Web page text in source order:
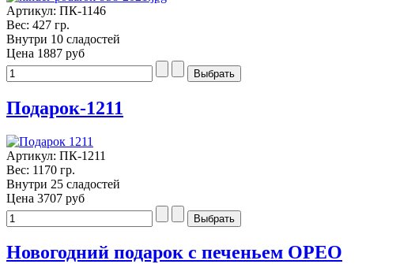
Артикул: ПК-1146
Вес: 427 гр.
Внутри 10 сладостей
Цена 1887 руб
Подарок-1211
Артикул: ПК-1211
Вес: 1170 гр.
Внутри 25 сладостей
Цена 3707 руб
Новогодний подарок с печеньем ОРЕО